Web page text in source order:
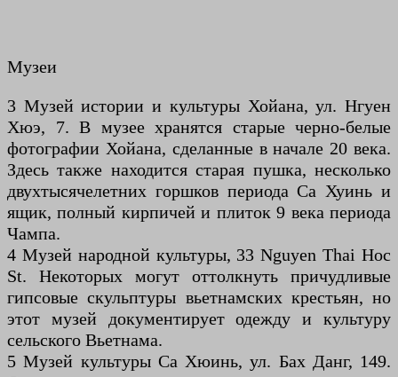
Музеи
3 Музей истории и культуры Хойана, ул. Нгуен
Хюэ, 7. В музее хранятся старые черно-белые
фотографии Хойана, сделанные в начале 20 века.
Здесь также находится старая пушка, несколько
двухтысячелетних горшков периода Са Хуинь и
ящик, полный кирпичей и плиток 9 века периода
Чампа.
4 Музей народной культуры, 33 Nguyen Thai Hoc
St. Некоторых могут оттолкнуть причудливые
гипсовые скульптуры вьетнамских крестьян, но
этот музей документирует одежду и культуру
сельского Вьетнама.
5 Музей культуры Са Хюинь, ул. Бах Данг, 149.